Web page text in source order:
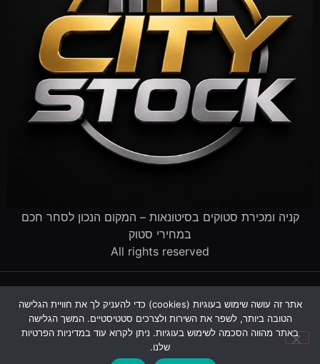
קניה ומכירת סטוקים בסיטונאות – המקום הנכון לסחר חכם
במחירי סטוק
All rights reserved
פינוי עסק שנסגרמדריך סטוקים שאלות ותשובות אודות
צור קשר
אתר זה עושה שימוש בעוגיות (cookies) כדי להעניק לך את חוויית הגלישה
הטובה ביותר, לשפר את השירות ולצרכים סטטיסטיים. המשך הגלישה
באתר מהווה הסכמה לשימוש בעוגיות. ניתן לקרוא עוד במדיניות הפרטיות
שלנו.